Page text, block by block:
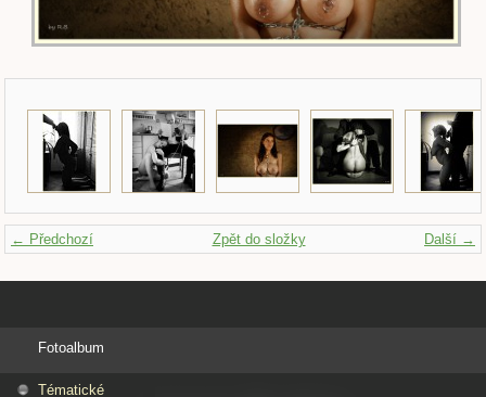
← Předchozí Další →
Zpět do složky
Fotoalbum
Tématické